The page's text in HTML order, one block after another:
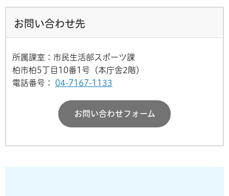
お問い合わせ先
所属課室：市民生活部スポーツ課
柏市柏5丁目10番1号（本庁舎2階）
電話番号：
04-7167-1133
お問い合わせフォーム